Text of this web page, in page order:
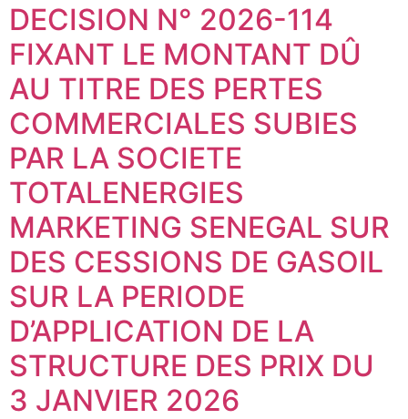
DECISION N° 2026-114
FIXANT LE MONTANT DÛ
AU TITRE DES PERTES
COMMERCIALES SUBIES
PAR LA SOCIETE
TOTALENERGIES
MARKETING SENEGAL SUR
DES CESSIONS DE GASOIL
SUR LA PERIODE
D’APPLICATION DE LA
STRUCTURE DES PRIX DU
3 JANVIER 2026